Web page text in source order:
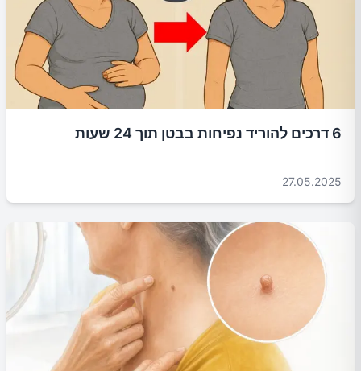
6 דרכים להוריד נפיחות בבטן תוך 24 שעות
27.05.2025